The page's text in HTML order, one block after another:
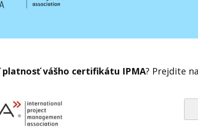
platnosť vášho certifikátu IPMA? Prejdite